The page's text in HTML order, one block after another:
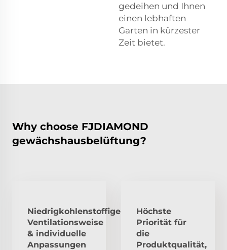
gedeihen und Ihnen
einen lebhaften
Garten in kürzester
Zeit bietet.
Why choose FJDIAMOND
gewächshausbelüftung?
Niedrigkohlenstoffige
Ventilationsweise
& individuelle
Anpassungen
Höchste
Priorität für
die
Produktqualität,